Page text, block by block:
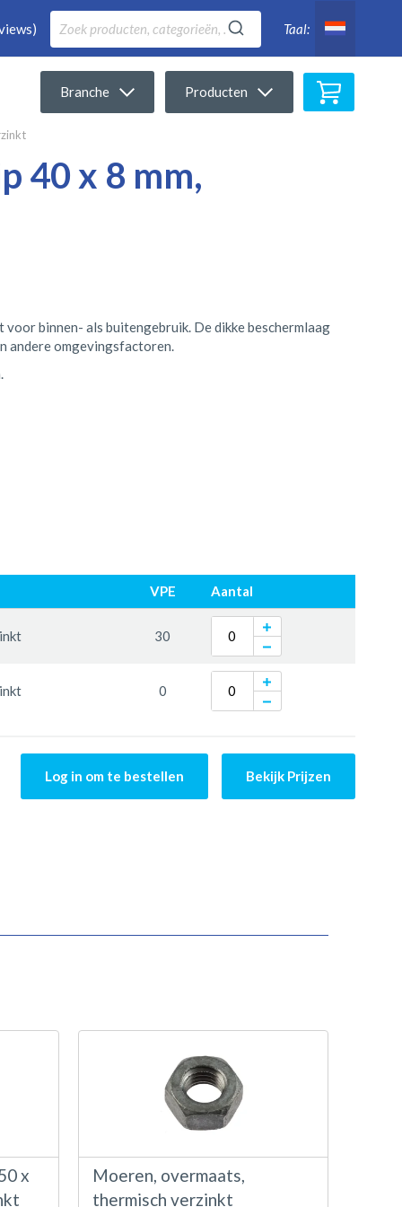
Taal:
Branche Producten
40 x 8 mm,
binnen- als buitengebruik. De dikke beschermlaag
andere omgevingsfactoren.
VPE Aantal
30
0
Log in om te bestellen Bekijk Prijzen
x
Moeren, overmaats,
thermisch verzinkt